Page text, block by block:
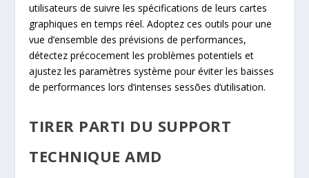
utilisateurs de suivre les spécifications de leurs cartes
graphiques en temps réel. Adoptez ces outils pour une
vue d’ensemble des prévisions de performances,
détectez précocement les problèmes potentiels et
ajustez les paramètres système pour éviter les baisses
de performances lors d’intenses sessões d’utilisation.
TIRER PARTI DU SUPPORT
TECHNIQUE AMD